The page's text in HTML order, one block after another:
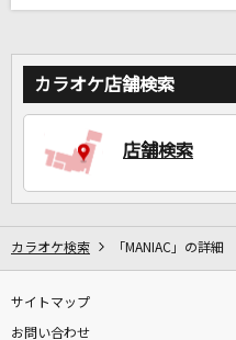
カラオケ店舗検索
店舗検索
カラオケ検索 「MANIAC」の詳細
サイトマップ
お問い合わせ